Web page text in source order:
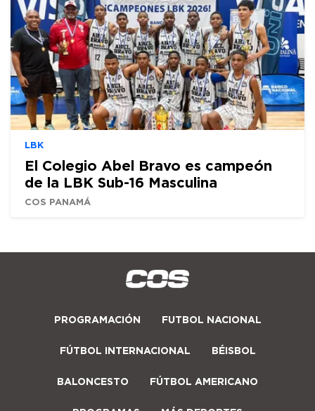
LBK
El Colegio Abel Bravo es campeón
de la LBK Sub-16 Masculina
COS PANAMÁ
PROGRAMACIÓN FUTBOL NACIONAL
FÚTBOL INTERNACIONAL BÉISBOL
BALONCESTO FÚTBOL AMERICANO